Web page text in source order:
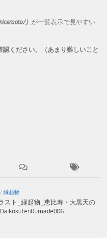
） が一覧表示で見やすい
ください。（あまり難しいこと
/ 縁起物
スト_縁起物_恵比寿・大黒天の